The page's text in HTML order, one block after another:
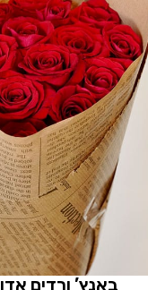
באנץ’ ורדים